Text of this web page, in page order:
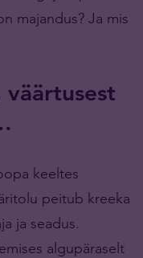
majandus? Ja mis
keeltes
peitub kreeka
ja seadus.
algupäraselt